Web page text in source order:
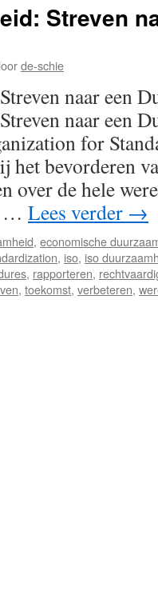
Streven
de-schie
naar een
naar een
for
het bevorderen
over de hele
… Lees verder →
, economische
, iso, iso
, rapporteren,
, toekomst, verbeteren,